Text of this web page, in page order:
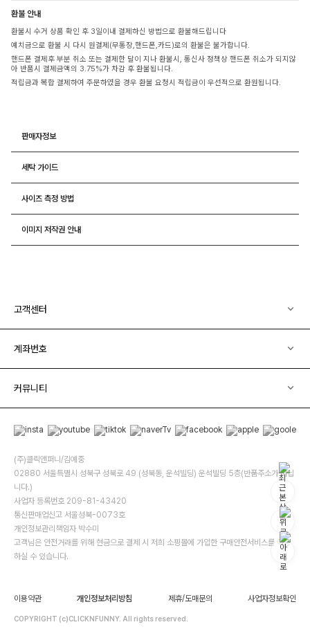
환불 안내
환불시 수거 상품 확인 후 3일이내 결제하신 방법으로 환불해드립니다
예치금으로 환불 시 다시 원결제(무통장,핸드폰,카드)로의 환불은 불가합니다.
핸드폰 결제후 부분 취소 또는 결제한 달이 지나 환불시, 통신사 정책상 핸드폰 취소가 되지않
아 반품시 결제금액의 3.75%가 차감 후 환불됩니다.
적립금과 복합 결제하여 주문하였을 경우 환불 요청시 적립금이 우선적으로 환원됩니다.
판매자정보
세탁 가이드
사이즈 측정 방법
이미지 저작권 안내
고객센터
계좌번호
커뮤니티
(주)클릭앤퍼니/김예중
02880 서울특별시 성북구 성북로 49 (성북동, 운석빌딩) 운석빌딩 5층(반품주소가 아닙
니다.)
사업자 등록번호 209-81-43420
통신판매업신고 서울성북-0073호
개인정보관리책임자 박수미
고객님은 안전거래를 위해 현금으로 결제 시 저희 소핑몰에 가입한 구매안전서비스를 이용
하실 수 있습니다.
이용약관 개인정보처리방침 제휴/도매문의 사업자정보확인
COPYRIGHT (c)CLICKNFUNNY. All rights reserved.